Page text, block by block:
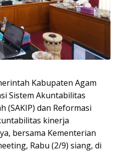
Kabupaten Agam
Sistem Akuntabilitas
(SAKIP) dan Reformasi
kinerja
bersama Kementerian
Rabu (2/9) siang, di